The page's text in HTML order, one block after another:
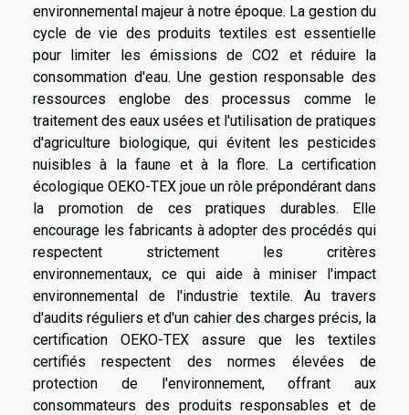
environnemental majeur à notre époque. La gestion du
cycle de vie des produits textiles est essentielle
pour limiter les émissions de CO2 et réduire la
consommation d'eau. Une gestion responsable des
ressources englobe des processus comme le
traitement des eaux usées et l'utilisation de pratiques
d'agriculture biologique, qui évitent les pesticides
nuisibles à la faune et à la flore. La certification
écologique OEKO-TEX joue un rôle prépondérant dans
la promotion de ces pratiques durables. Elle
encourage les fabricants à adopter des procédés qui
respectent strictement les critères
environnementaux, ce qui aide à miniser l'impact
environnemental de l'industrie textile. Au travers
d'audits réguliers et d'un cahier des charges précis, la
certification OEKO-TEX assure que les textiles
certifiés respectent des normes élevées de
protection de l'environnement, offrant aux
consommateurs des produits responsables et de